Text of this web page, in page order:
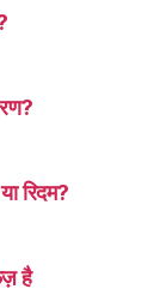
रिदम?
है